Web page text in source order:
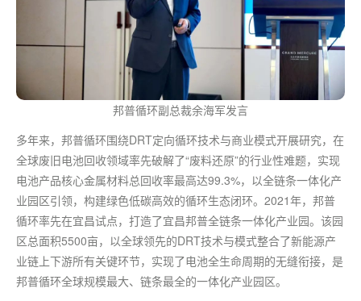
邦普循环副总裁余海军发言
多年来，邦普循环围绕DRT定向循环技术与商业模式开展研究，在
全球废旧电池回收领域率先破解了“废料还原”的行业性难题，实现
电池产品核心金属材料总回收率最高达99.3%，以全链条一体化产
业园区引领，构建绿色低碳高效的循环生态闭环。2021年，邦普
循环率先在宜昌试点，打造了宜昌邦普全链条一体化产业园。该园
区总面积5500亩，以全球领先的DRT技术与模式整合了新能源产
业链上下游所有关键环节，实现了电池全生命周期的无缝衔接，是
邦普循环全球规模最大、链条最全的一体化产业园区。